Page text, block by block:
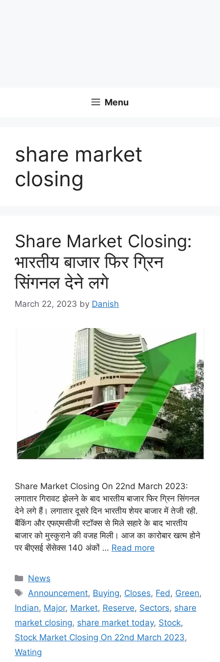
Menu
share market
closing
Share Market Closing:
भारतीय बाजार फिर ग्रिन
सिंगनल देने लगे
March 22, 2023 by Danish
Share Market Closing On 22nd March 2023:
लगातार गिरावट झेलने के बाद भारतीय बाजार फिर ग्रिन सिंगनल
देने लगे हैं। लगातार दूसरे दिन भारतीय शेयर बाजार में तेजी रही.
बैंकिंग और एफएमसीजी स्टॉक्स से मिले सहारे के बाद भारतीय
बाजार को मुस्कुराने की वजह मिली। आज का कारोबार खत्म होने
पर बीएसई सेंसेक्स 140 अंकों … Read more
Categories
News
Tags
Announcement, Buying, Closes, Fed, Green,
Indian, Major, Market, Reserve, Sectors, share
market closing, share market today, Stock,
Stock Market Closing On 22nd March 2023,
Wating